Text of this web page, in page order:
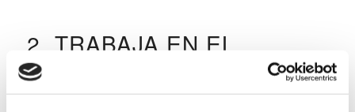
2. TRABAJA EN EL
BACKSWING Y EL
FOLLOW-THROUGH